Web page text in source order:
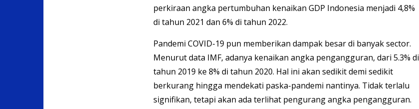
perkiraan angka pertumbuhan kenaikan GDP Indonesia menjadi 4,8%
di tahun 2021 dan 6% di tahun 2022.
Pandemi COVID-19 pun memberikan dampak besar di banyak sector.
Menurut data IMF, adanya kenaikan angka pengangguran, dari 5.3% di
tahun 2019 ke 8% di tahun 2020. Hal ini akan sedikit demi sedikit
berkurang hingga mendekati paska-pandemi nantinya. Tidak terlalu
signifikan, tetapi akan ada terlihat pengurang angka pengangguran.